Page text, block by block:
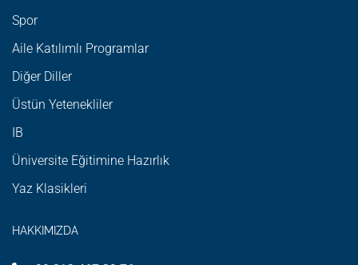
Spor
Aile Katılımlı Programlar
Diğer Diller
Üstün Yetenekliler
IB
Üniversite Eğitimine Hazırlık
Yaz Klasikleri
HAKKIMIZDA